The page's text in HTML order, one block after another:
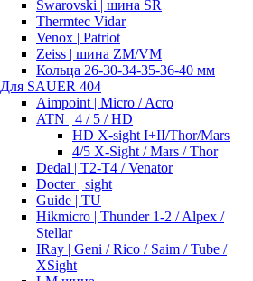
Swarovski | шина SR
Thermtec Vidar
Venox | Patriot
Zeiss | шина ZM/VM
Кольца 26-30-34-35-36-40 мм
Для SAUER 404
Aimpoint | Micro / Acro
ATN | 4 / 5 / HD
HD X-sight I+II/Thor/Mars
4/5 X-Sight / Mars / Thor
Dedal | T2-T4 / Venator
Docter | sight
Guide | TU
Hikmicro | Thunder 1-2 / Alpex /
Stellar
IRay | Geni / Rico / Saim / Tube /
XSight